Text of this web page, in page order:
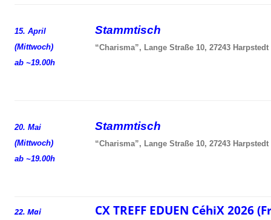
15. April
(Mittwoch)
ab ~19.00h
Stammtisch
“Charisma”, Lange Straße 10, 27243 Harpstedt
20. Mai
(Mittwoch)
ab ~19.00h
Stammtisch
“Charisma”, Lange Straße 10, 27243 Harpstedt
22. Mai
CX TREFF EDUEN CéhiX 2026